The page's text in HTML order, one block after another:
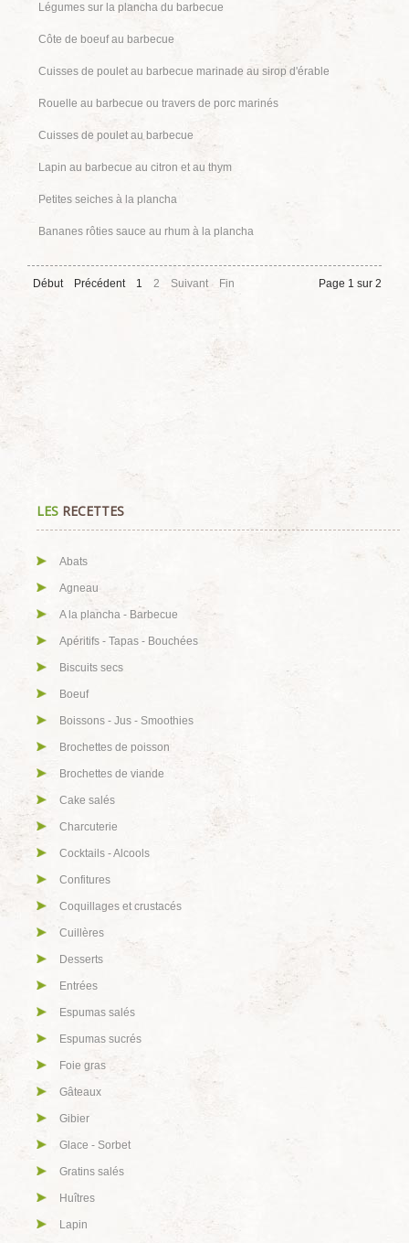
Légumes sur la plancha du barbecue
Côte de boeuf au barbecue
Cuisses de poulet au barbecue marinade au sirop d'érable
Rouelle au barbecue ou travers de porc marinés
Cuisses de poulet au barbecue
Lapin au barbecue au citron et au thym
Petites seiches à la plancha
Bananes rôties sauce au rhum à la plancha
Page 1 sur 2
Début Précédent 1 2 Suivant Fin
LES RECETTES
Abats
Agneau
A la plancha - Barbecue
Apéritifs - Tapas - Bouchées
Biscuits secs
Boeuf
Boissons - Jus - Smoothies
Brochettes de poisson
Brochettes de viande
Cake salés
Charcuterie
Cocktails - Alcools
Confitures
Coquillages et crustacés
Cuillères
Desserts
Entrées
Espumas salés
Espumas sucrés
Foie gras
Gâteaux
Gibier
Glace - Sorbet
Gratins salés
Huîtres
Lapin